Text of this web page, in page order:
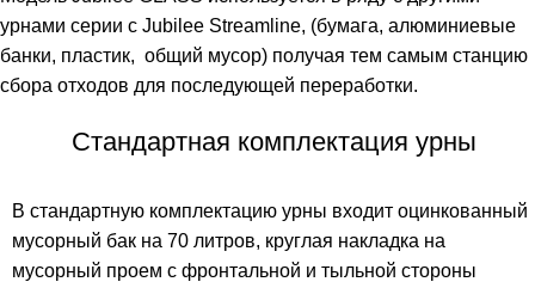
урнами серии с Jubilee Streamline, (бумага, алюминиевые
банки, пластик, общий мусор) получая тем самым станцию
сбора отходов для последующей переработки.
Стандартная комплектация урны
В стандартную комплектацию урны входит оцинкованный
мусорный бак на 70 литров, круглая накладка на
мусорный проем с фронтальной и тыльной стороны